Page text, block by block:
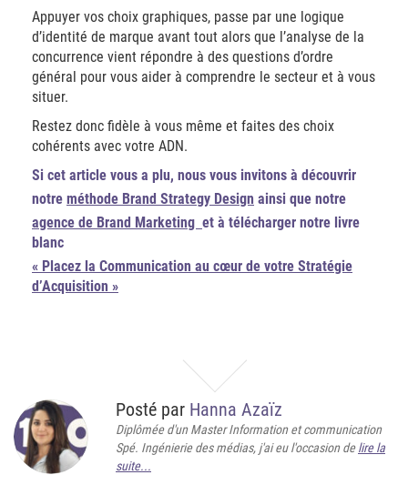
Appuyer vos choix graphiques, passe par une logique
d’identité de marque avant tout alors que l’analyse de la
concurrence vient répondre à des questions d’ordre
général pour vous aider à comprendre le secteur et à vous
situer.
Restez donc fidèle à vous même et faites des choix
cohérents avec votre ADN.
Si cet article vous a plu, nous vous invitons à découvrir
notre méthode Brand Strategy Design ainsi que notre
agence de Brand Marketing et à télécharger notre livre
blanc
« Placez la Communication au cœur de votre Stratégie
d’Acquisition »
Posté par Hanna Azaïz
Diplômée d'un Master Information et communication
Spé. Ingénierie des médias, j'ai eu l'occasion delire la
suite...